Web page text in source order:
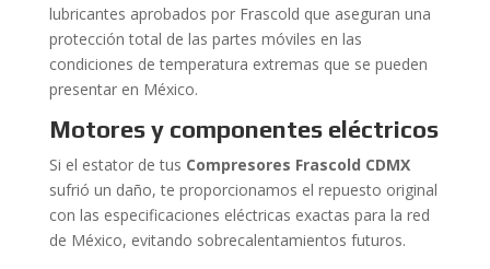
lubricantes aprobados por Frascold que aseguran una
protección total de las partes móviles en las
condiciones de temperatura extremas que se pueden
presentar en México.
Motores y componentes eléctricos
Si el estator de tus Compresores Frascold CDMX
sufrió un daño, te proporcionamos el repuesto original
con las especificaciones eléctricas exactas para la red
de México, evitando sobrecalentamientos futuros.